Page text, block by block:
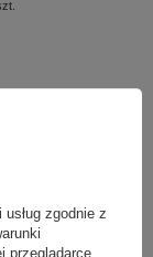
zgodnie z
przeglądarce.